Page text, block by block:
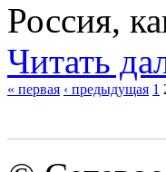
Россия,
Читать
« первая ‹ предыдущая 1